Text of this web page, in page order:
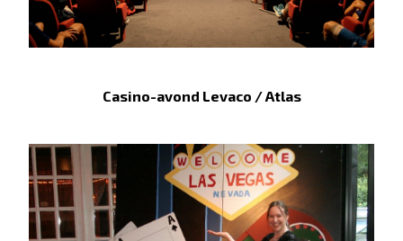
Casino-avond Levaco / Atlas